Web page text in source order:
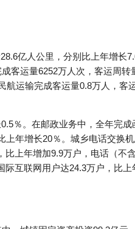
亿人公里，分别比上年增长
客运量6252万人次，客运周转
航运输完成客运量0.8万人，客
％。在邮政业务中，全年完成
上年增长20％。城乡电话交换
比上年增加9.9万户，电话（不
互联网用户达24.3万户，比上